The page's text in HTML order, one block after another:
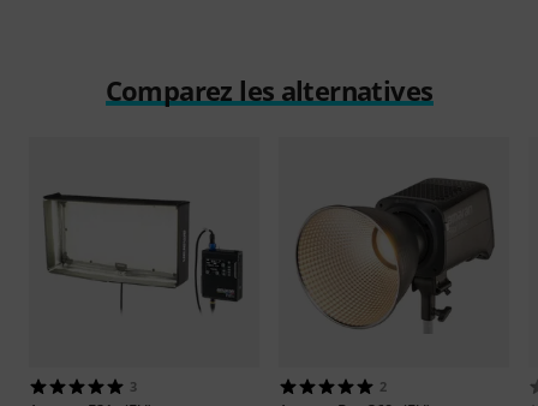
Comparez les alternatives
3 2